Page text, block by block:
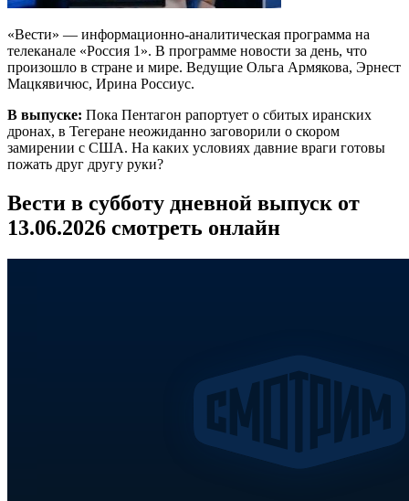
«Вести» — информационно-аналитическая программа на
телеканале «Россия 1». В программе новости за день, что
произошло в стране и мире. Ведущие Ольга Армякова, Эрнест
Мацкявичюс, Ирина Россиус.
В выпуске: Пока Пентагон рапортует о сбитых иранских
дронах, в Тегеране неожиданно заговорили о скором
замирении с США. На каких условиях давние враги готовы
пожать друг другу руки?
Вести в субботу дневной выпуск от
13.06.2026 смотреть онлайн